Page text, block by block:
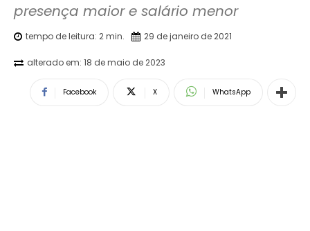
presença maior e salário menor
tempo de leitura: 2min. 29 de janeiro de 2021
alterado em: 18 de maio de 2023
Facebook X WhatsApp